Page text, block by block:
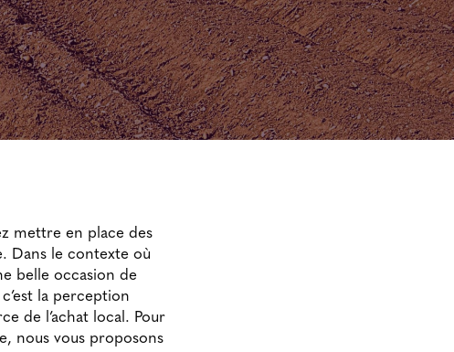
mettre en place des
Dans le contexte où
belle occasion de
la perception
de l’achat local. Pour
nous vous proposons